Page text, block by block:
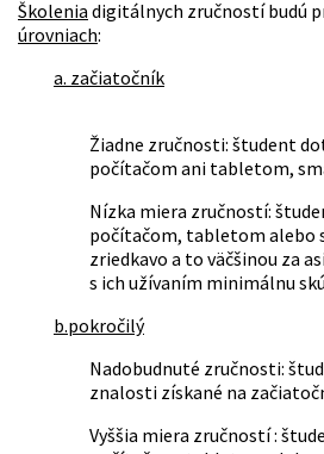
Školenia digitálnych zručností budú
úrovniach:
a. začiatočník
Žiadne zručnosti: študent
počítačom ani tabletom,
Nízka miera zručností:
počítačom, tabletom alebo
zriedkavo a to väčšinou za
s ich užívaním minimálnu
b.pokročilý
Nadobudnuté zručnosti:
znalosti získané na
Vyššia miera zručností :